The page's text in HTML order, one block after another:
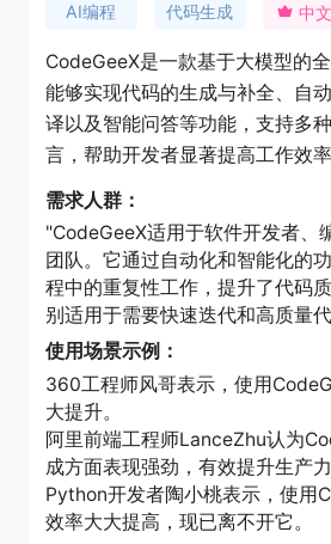
AI编程 代码生成 中
CodeGeeX是一款基于大模型的
能够实现代码的生成与补全、自
译以及智能问答等功能，支持多
言，帮助开发者显著提高工作效率
需求人群：
"CodeGeeX适用于软件开发者、
团队。它通过自动化和智能化的
程中的重复性工作，提升了代码
别适用于需要快速迭代和高质量
使用场景示例：
360工程师风哥表示，使用
大提升。
阿里前端工程师LanceZhu认为
成方面表现强劲，有效提升生产力
Python开发者陶小桃表示，使用
效率大大提高，现已离不开它。